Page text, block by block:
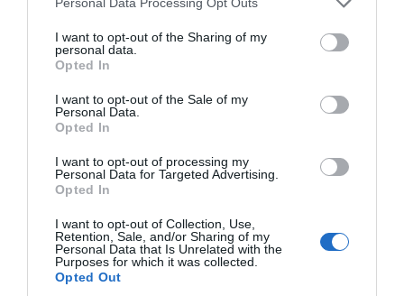
I want to opt-out of the Sharing of my
personal data.
Opted In
I want to opt-out of the Sale of my
Personal Data.
Opted In
I want to opt-out of processing my
Personal Data for Targeted Advertising.
Opted In
I want to opt-out of Collection, Use,
Retention, Sale, and/or Sharing of my
Personal Data that Is Unrelated with the
Purposes for which it was collected.
Opted Out
b
o
o
k
n
g
er
A
p
Li
k